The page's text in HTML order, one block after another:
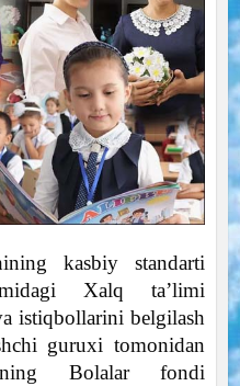
kasbiy standarti
Xalq ta’limi
istiqbollarini belgilash
guruxi tomonidan
Bolalar fondi